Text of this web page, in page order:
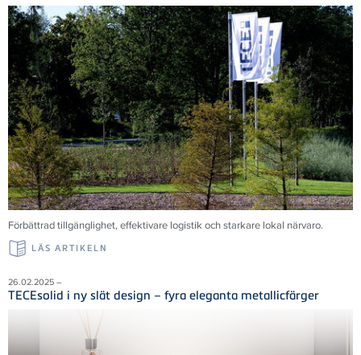
Förbättrad tillgänglighet, effektivare logistik och starkare lokal närvaro.
LÄS ARTIKELN
26.02.2025 –
TECEsolid i ny slät design – fyra eleganta metallicfärger